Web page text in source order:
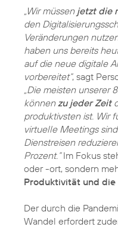
„Wir müssen jetzt die
den
Veränderungen
haben uns bereits
auf die neue digitale
vorbereitet“, sagt
„Die meisten unserer
könnenzu jeder Zeit
produktivsten ist. Wir
virtuelle Meetings
Dienstreisen
Prozent.“Im Fokus
oder -ort, sondern
Produktivität und die
Der durch die
Wandel erfordert